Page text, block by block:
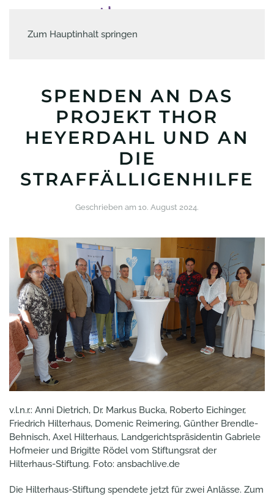
Zum Hauptinhalt springen
SPENDEN AN DAS
PROJEKT THOR
HEYERDAHL UND AN
DIE
STRAFFÄLLIGENHILFE
Geschrieben am 10. August 2024.
v.l.n.r.: Anni Dietrich, Dr. Markus Bucka, Roberto Eichinger,
Friedrich Hilterhaus, Domenic Reimering, Günther Brendle-
Behnisch, Axel Hilterhaus, Landgerichtspräsidentin Gabriele
Hofmeier und Brigitte Rödel vom Stiftungsrat der
Hilterhaus-Stiftung. Foto: ansbachlive.de
Die Hilterhaus-Stiftung spendete jetzt für zwei Anlässe. Zum